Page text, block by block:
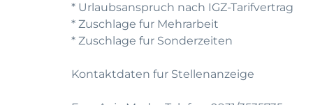
* Urlaubsanspruch nach IGZ-Tarifvertrag
* Zuschlage fur Mehrarbeit
* Zuschlage fur Sonderzeiten
Kontaktdaten fur Stellenanzeige